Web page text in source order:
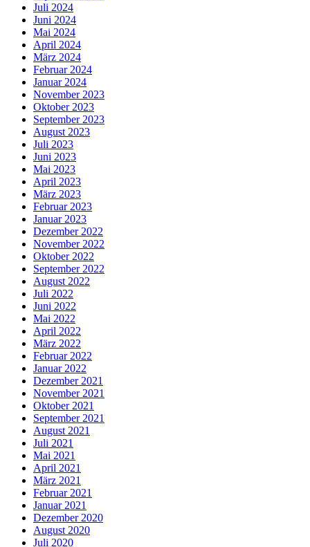
Juli 2024
Juni 2024
Mai 2024
April 2024
März 2024
Februar 2024
Januar 2024
November 2023
Oktober 2023
September 2023
August 2023
Juli 2023
Juni 2023
Mai 2023
April 2023
März 2023
Februar 2023
Januar 2023
Dezember 2022
November 2022
Oktober 2022
September 2022
August 2022
Juli 2022
Juni 2022
Mai 2022
April 2022
März 2022
Februar 2022
Januar 2022
Dezember 2021
November 2021
Oktober 2021
September 2021
August 2021
Juli 2021
Mai 2021
April 2021
März 2021
Februar 2021
Januar 2021
Dezember 2020
August 2020
Juli 2020